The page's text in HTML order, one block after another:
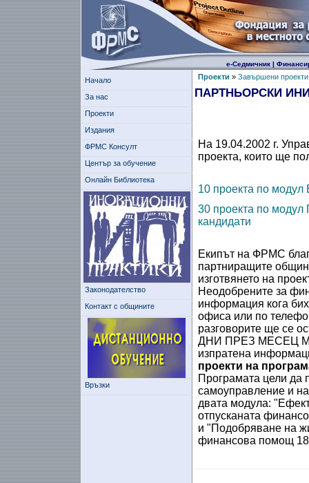
е-Седмичник|
Начало
За нас
Проекти
Издания
ФРМС Консулт
Център за обучение
Онлайн Библиотека
Законодателство
Контакт с общините
Връзки
Проекти » Завършени проекти
ПАРТНЬОРСКИ
На 19.04.2002 г.
проекта, които ще
10 проекта по модул
30 проекта по
кандидати
Екипът на ФРМС
партниращите
изготвянето на
Неодобрените за
информация кога
офиса или по
разговорите ще
ДНИ ПРЕЗ МЕСЕЦ
изпратена
проекти на
Програмата цели да
самоуправление и
двата модула:
отпусканата
и "Подобряване на
финансова помощ 18